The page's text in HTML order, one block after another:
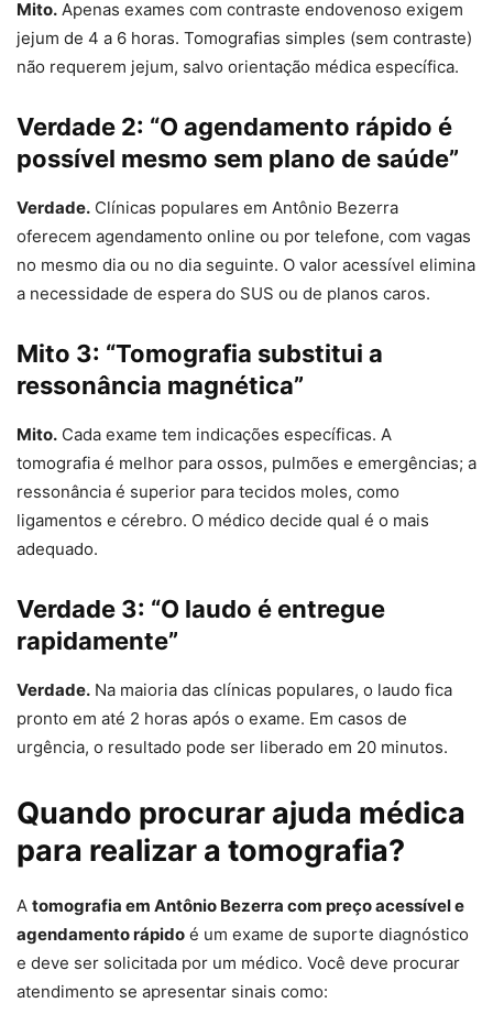
Mito. Apenas exames com contraste endovenoso exigem
jejum de 4 a 6 horas. Tomografias simples (sem contraste)
não requerem jejum, salvo orientação médica específica.
Verdade 2: “O agendamento rápido é
possível mesmo sem plano de saúde”
Verdade. Clínicas populares em Antônio Bezerra
oferecem agendamento online ou por telefone, com vagas
no mesmo dia ou no dia seguinte. O valor acessível elimina
a necessidade de espera do SUS ou de planos caros.
Mito 3: “Tomografia substitui a
ressonância magnética”
Mito. Cada exame tem indicações específicas. A
tomografia é melhor para ossos, pulmões e emergências; a
ressonância é superior para tecidos moles, como
ligamentos e cérebro. O médico decide qual é o mais
adequado.
Verdade 3: “O laudo é entregue
rapidamente”
Verdade. Na maioria das clínicas populares, o laudo fica
pronto em até 2 horas após o exame. Em casos de
urgência, o resultado pode ser liberado em 20 minutos.
Quando procurar ajuda médica
para realizar a tomografia?
A tomografia em Antônio Bezerra com preço acessível e
agendamento rápido é um exame de suporte diagnóstico
e deve ser solicitada por um médico. Você deve procurar
atendimento se apresentar sinais como: